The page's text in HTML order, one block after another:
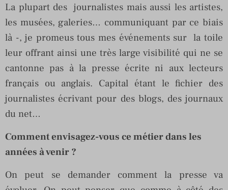
La plupart des journalistes mais aussi les artistes,
les musées, galeries… communiquant par ce biais
là -, je promeus tous mes événements sur la toile
leur offrant ainsi une très large visibilité qui ne se
cantonne pas à la presse écrite ni aux lecteurs
français ou anglais. Capital étant le fichier des
journalistes écrivant pour des blogs, des journaux
du net…
Comment envisagez-vous ce métier dans les
années à venir ?
On peut se demander comment la presse va